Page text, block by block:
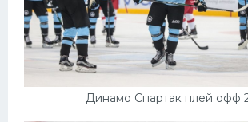
Динамо Спартак плей офф